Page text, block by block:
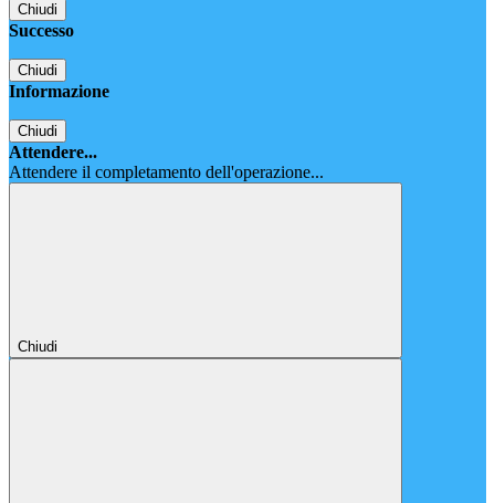
Chiudi
Successo
Chiudi
Informazione
Chiudi
Attendere...
Attendere il completamento dell'operazione...
Chiudi